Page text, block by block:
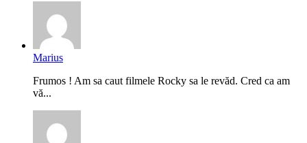
Marius
Frumos ! Am sa caut filmele Rocky sa le revăd. Cred ca am
vă...